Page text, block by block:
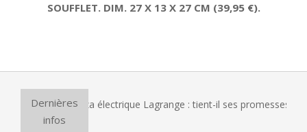
SOUFFLET. DIM. 27 X 13 X 27 CM (39,95 €).
05-
06
Dernières
infos
le four à pizza électrique Lagrange : tient-il ses promesses ?